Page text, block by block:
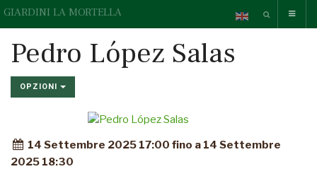
GIARDINI LA MORTELLA
Pedro López Salas
OPZIONI
14 Settembre 2025 17:00 fino a 14 Settembre
2025 18:30